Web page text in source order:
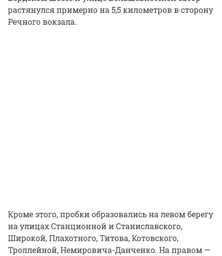
растянулся примерно на 5,5 километров в сторону
Речного вокзала.
Кроме этого, пробки образовались на левом берегу
на улицах Станционной и Станиславского,
Широкой, Плахотного, Титова, Котовского,
Троллейной, Немировича-Данченко. На правом —